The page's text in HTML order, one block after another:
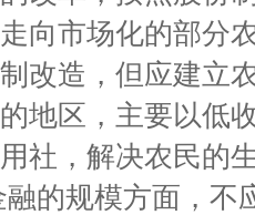
向市场化的部分
改造，但应建立
地区，主要以低
社，解决农民的
的规模方面，不